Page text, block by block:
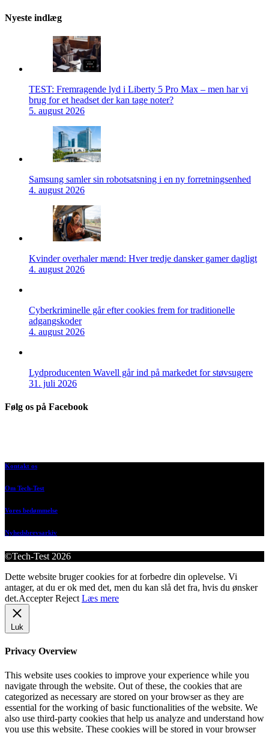
Nyeste indlæg
TEST: Fremragende lyd i Liberty 5 Pro Max – men har vi
brug for et headset der kan tage noter?
5. august 2026
Samsung samler sin robotsatsning i en ny forretningsenhed
4. august 2026
Kvinder overhaler mænd: Hver tredje dansker gamer dagligt
4. august 2026
Cyberkriminelle går efter cookies frem for traditionelle
adgangskoder
4. august 2026
Lydproducenten Wavell går ind på markedet for støvsugere
31. juli 2026
Følg os på Facebook
Kontakt os
Om Tech-Test
Vores bedømmelse
Nyhedsbrevsarkiv
©Tech-Test 2026
Dette website bruger cookies for at forbedre din oplevelse. Vi
antager, at du er ok med det, men du kan slå det fra, hvis du ønsker
det.Accepter Reject Læs mere
Luk
Privacy Overview
This website uses cookies to improve your experience while you
navigate through the website. Out of these, the cookies that are
categorized as necessary are stored on your browser as they are
essential for the working of basic functionalities of the website. We
also use third-party cookies that help us analyze and understand how
you use this website. These cookies will be stored in your browser